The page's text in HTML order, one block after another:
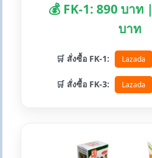
💰 FK-1: 890 บาท
บาท
🛒 สั่งซื้อ FK-1: Lazada
🛒 สั่งซื้อ FK-3: Lazada